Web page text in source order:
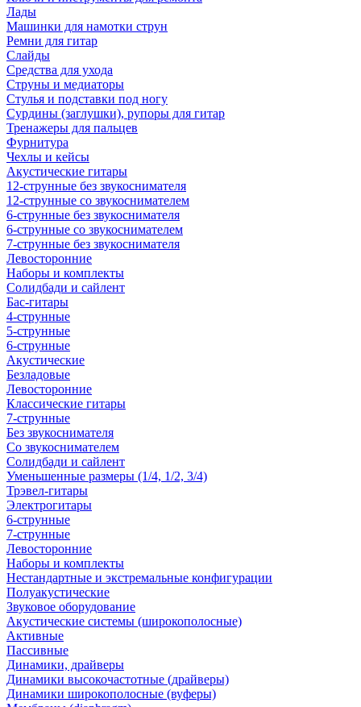
Лады
Машинки для намотки струн
Ремни для гитар
Слайды
Средства для ухода
Струны и медиаторы
Стулья и подставки под ногу
Сурдины (заглушки), рупоры для гитар
Тренажеры для пальцев
Фурнитура
Чехлы и кейсы
Акустические гитары
12-струнные без звукоснимателя
12-струнные со звукоснимателем
6-струнные без звукоснимателя
6-струнные со звукоснимателем
7-струнные без звукоснимателя
Левосторонние
Наборы и комплекты
Солидбади и сайлент
Бас-гитары
4-струнные
5-струнные
6-струнные
Акустические
Безладовые
Левосторонние
Классические гитары
7-струнные
Без звукоснимателя
Со звукоснимателем
Солидбади и сайлент
Уменьшенные размеры (1/4, 1/2, 3/4)
Трэвел-гитары
Электрогитары
6-струнные
7-струнные
Левосторонние
Наборы и комплекты
Нестандартные и экстремальные конфигурации
Полуакустические
Звуковое оборудование
Акустические системы (широкополосные)
Активные
Пассивные
Динамики, драйверы
Динамики высокочастотные (драйверы)
Динамики широкополосные (вуферы)